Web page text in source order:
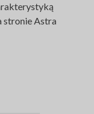
stronie Astra